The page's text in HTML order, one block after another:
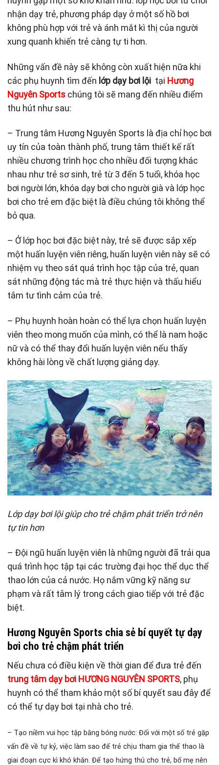
nhận dạy trẻ, phương pháp dạy ở một số hồ bơi
không phù hợp với trẻ và ánh mắt kì thị của người
xung quanh khiến trẻ càng tự ti hơn.
Những vấn đề này sẽ không còn xuất hiện nữa khi
các phụ huynh tìm đến lớp dạy bơi lội tại Hương
Nguyên Sports chúng tôi sẽ mang đến nhiều điểm
thu hút như sau:
– Trung tâm Hương Nguyên Sports là địa chỉ học bơi
uy tín của toàn thành phố, trung tâm thiết kế rất
nhiều chương trình học cho nhiều đối tượng khác
nhau như trẻ sơ sinh, trẻ từ 3 đến 5 tuổi, khóa học
bơi người lớn, khóa dạy bơi cho người già và lớp học
bơi cho trẻ em đặc biệt là điều chúng tôi không thể
bỏ qua.
– Ở lớp học bơi đặc biệt này, trẻ sẽ được sắp xếp
một huấn luyện viên riêng, huấn luyện viên này sẽ có
nhiệm vụ theo sát quá trình học tập của trẻ, quan
sát những động tác mà trẻ thực hiện và thấu hiểu
tâm tư tình cảm của trẻ.
– Phụ huynh hoàn hoàn có thể lựa chọn huấn luyện
viên theo mong muốn của mình, có thể là nam hoặc
nữ và có thể thay đổi huấn luyện viên nếu thấy
không hài lòng về chất lượng giảng dạy.
Lớp dạy bơi lội giúp cho trẻ chậm phát triển trở nên
tự tin hơn
– Đội ngũ huấn luyện viên là những người đã trải qua
quá trình học tập tại các trường đại học thể dục thể
thao lớn của cả nước. Họ nắm vững kỹ năng sư
phạm và rất tâm lý trong cách giao tiếp với trẻ đặc
biệt.
Hương Nguyên Sports chia sẻ bí quyết tự dạy
bơi cho trẻ chậm phát triển
Nếu chưa có điều kiện về thời gian để đưa trẻ đến
trung tâm dạy bơi HƯƠNG NGUYÊN SPORTS, phụ
huynh có thể tham khảo một số bí quyết sau đây để
có thể tự dạy bơi tại nhà cho trẻ.
– Tạo niềm vui học tập bằng bóng nước: Đối với một số trẻ gặp
vấn đề về tự kỷ, việc làm sao để trẻ chịu tham gia thể thao là
giai đoạn cực kì khó khăn. Để tạo hứng thú cho trẻ, bố mẹ nên